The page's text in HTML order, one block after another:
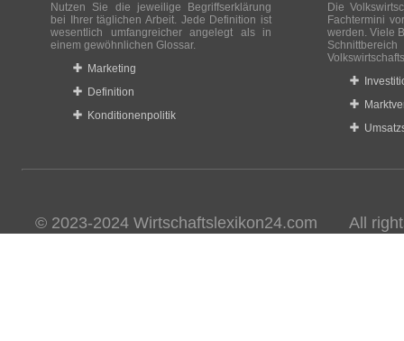
Nutzen Sie die jeweilige Begriffserklärung
bei Ihrer täglichen Arbeit. Jede Definition ist
wesentlich umfangreicher angelegt als in
einem gewöhnlichen Glossar.
Marketing
Definition
Konditionenpolitik
Die
Fachtermini
werden. Viele
© 2023-2024 Wirtschaftslexikon24.com All